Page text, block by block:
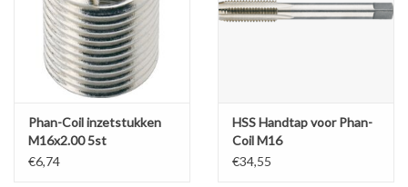
Phan-Coil inzetstukken
M16x2.00 5st
€6,74
HSS Handtap voor Phan-
Coil M16
€34,55